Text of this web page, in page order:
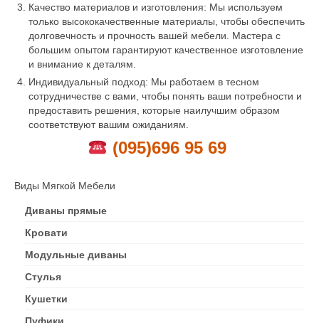
Качество материалов и изготовления: Мы используем
только высококачественные материалы, чтобы обеспечить
долговечность и прочность вашей мебели. Мастера с
большим опытом гарантируют качественное изготовление
и внимание к деталям.
Индивидуальный подход: Мы работаем в тесном
сотрудничестве с вами, чтобы понять ваши потребности и
предоставить решения, которые наилучшим образом
соответствуют вашим ожиданиям.
(095)696 95 69
Виды Мягкой Мебели
Диваны прямые
Кровати
Модульные диваны
Стулья
Кушетки